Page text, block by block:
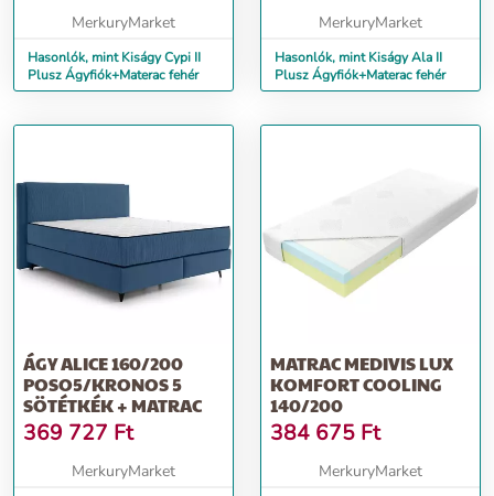
MerkuryMarket
Hasonlók, mint Kiságy Cypi II
Plusz Ágyfiók+Materac fehér
MerkuryMarket
Hasonlók, mint Kiságy Ala II
Plusz Ágyfiók+Materac fehér
ÁGY ALICE 160/200
POSO5/KRONOS 5
SÖTÉTKÉK + MATRAC
369 727 Ft
MerkuryMarket
MATRAC MEDIVIS LUX
KOMFORT COOLING
140/200
384 675 Ft
MerkuryMarket